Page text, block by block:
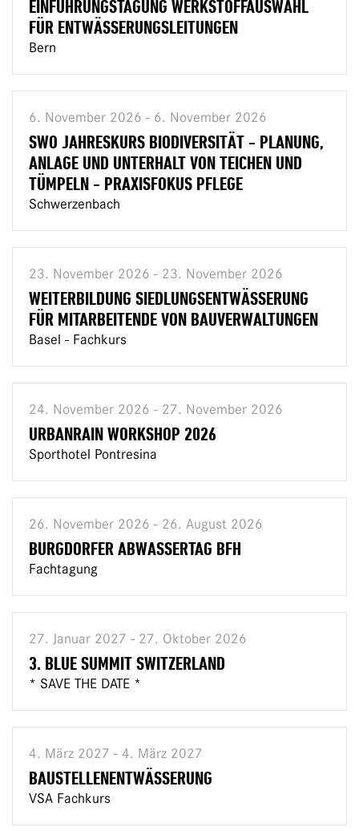
EINFÜHRUNGSTAGUNG WERKSTOFFAUSWAHL
FÜR ENTWÄSSERUNGSLEITUNGEN
Bern
6. November 2026 - 6. November 2026
SWO JAHRESKURS BIODIVERSITÄT - PLANUNG,
ANLAGE UND UNTERHALT VON TEICHEN UND
TÜMPELN - PRAXISFOKUS PFLEGE
Schwerzenbach
23. November 2026 - 23. November 2026
WEITERBILDUNG SIEDLUNGSENTWÄSSERUNG
FÜR MITARBEITENDE VON BAUVERWALTUNGEN
Basel - Fachkurs
24. November 2026 - 27. November 2026
URBANRAIN WORKSHOP 2026
Sporthotel Pontresina
26. November 2026 - 26. August 2026
BURGDORFER ABWASSERTAG BFH
Fachtagung
27. Januar 2027 - 27. Oktober 2026
3. BLUE SUMMIT SWITZERLAND
* SAVE THE DATE *
4. März 2027 - 4. März 2027
BAUSTELLENENTWÄSSERUNG
VSA Fachkurs